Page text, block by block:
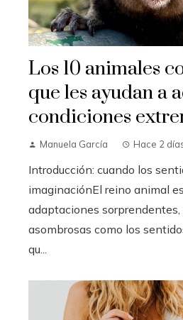
Los 10 animales
que les ayudan a
condiciones
Manuela García Hace 2
Introducción: cuando los
imaginaciónEl reino animal
adaptaciones
asombrosas como los
qu...